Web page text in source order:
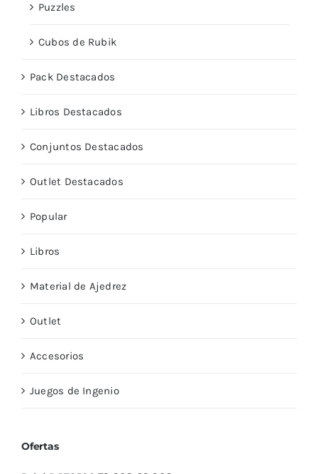
Puzzles
Cubos de Rubik
Pack Destacados
Libros Destacados
Conjuntos Destacados
Outlet Destacados
Popular
Libros
Material de Ajedrez
Outlet
Accesorios
Juegos de Ingenio
Ofertas